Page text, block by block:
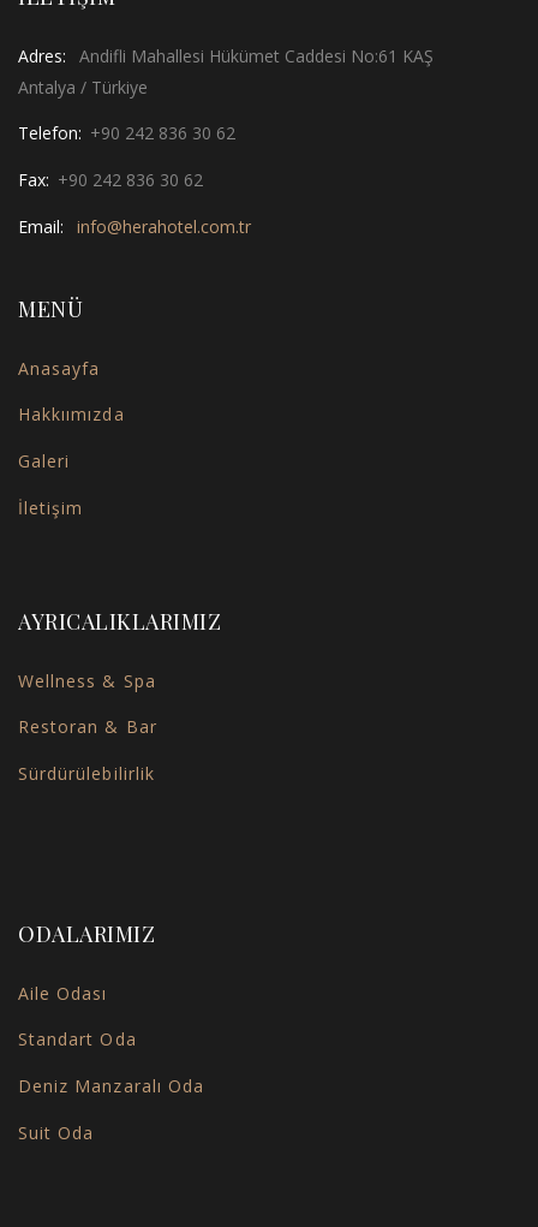
Adres:
Andifli Mahallesi Hükümet Caddesi No:61 KAŞ
Antalya / Türkiye
Telefon: +90 242 836 30 62
Fax: +90 242 836 30 62
Email: info@herahotel.com.tr
MENÜ
Anasayfa
Hakkıımızda
Galeri
İletişim
AYRICALIKLARIMIZ
Wellness & Spa
Restoran & Bar
Sürdürülebilirlik
ODALARIMIZ
Aile Odası
Standart Oda
Deniz Manzaralı Oda
Suit Oda